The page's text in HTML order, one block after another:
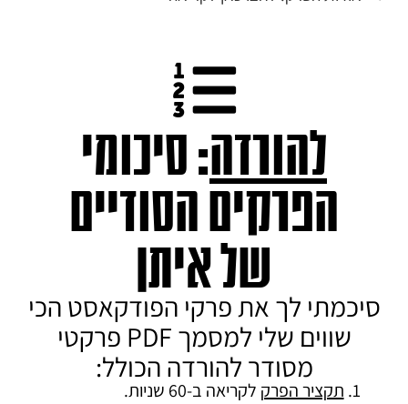
להורדה: סיכומי
הפרקים הסודיים
של איתן
סיכמתי לך את פרקי הפודקאסט הכי
שווים שלי למסמך PDF פרקטי
מסודר להורדה הכולל:
תקציר הפרק לקריאה ב-60 שניות.